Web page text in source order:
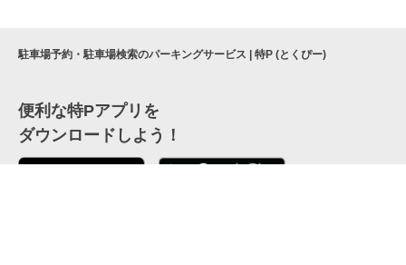
駐車場予約・駐車場検索のパーキングサービス | 特P (とくぴー)
便利な特Pアプリを
ダウンロードしよう！